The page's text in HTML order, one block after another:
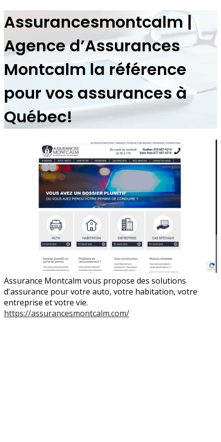
As­su­rances­montcalm |
Agence d’Assurances
Montcalm la référence
pour vos assurances à
Québec!
Assurance Montcalm vous propose des solutions
d'assurance pour votre auto, votre habitation, votre
entreprise et votre vie.
https://assurancesmontcalm.com/